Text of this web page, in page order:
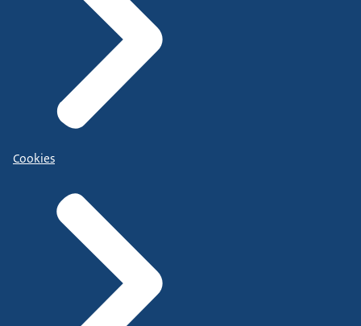
Cookies